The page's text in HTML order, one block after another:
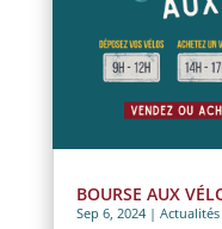
BOURSE AUX
Sep 6, 2024| Actualités